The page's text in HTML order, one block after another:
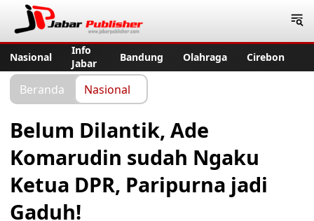
Nasional
Info
Jabar
Bandung Olahraga Cirebon
Beranda Nasional
Belum Dilantik, Ade
Komarudin sudah Ngaku
Ketua DPR, Paripurna jadi
Gaduh!